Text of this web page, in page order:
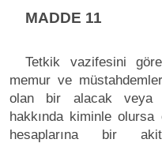
MADDE 11
Tetkik vazifesini
memur ve
olan bir alacak veya
hakkında kiminle
hesaplarına bir